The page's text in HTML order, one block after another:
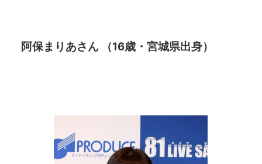
阿保まりあさん （16歳・宮城県出身）